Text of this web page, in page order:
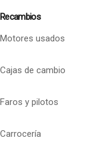
Recambios
Motores usados
Cajas de cambio
Faros y pilotos
Carrocería